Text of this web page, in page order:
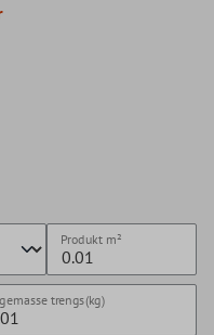
Produkt m²
trengs(kg)